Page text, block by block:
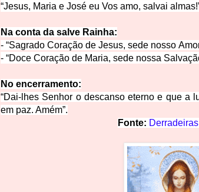
“Jesus, Maria e José eu Vos amo, salvai
Na conta da salve Rainha:
- “Sagrado Coração de Jesus, sede nosso A
- “Doce Coração de Maria, sede nossa
No encerramento:
“Dai-lhes Senhor o descanso eterno e que a
em paz. Amém”.
Fonte: